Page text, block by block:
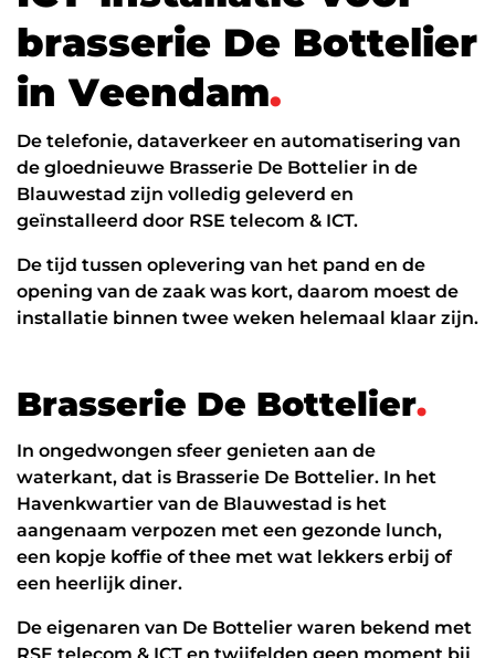
Datanetwerk & internet
Glasvezel
Zakelijk internet
Interne datanetwerken
Cybersecurity
Managed Firewall
Online beveiliging
Mobiele beveiliging
ICT diensten
24/7 support
Werken in de cloud
brasserie De Bottelier
in Veendam.
De telefonie, dataverkeer en automatisering van
de gloednieuwe Brasserie De Bottelier in de
Blauwestad zijn volledig geleverd en
geïnstalleerd door RSE telecom & ICT.
De tijd tussen oplevering van het pand en de
opening van de zaak was kort, daarom moest de
installatie binnen twee weken helemaal klaar zijn.
Brasserie De Bottelier.
In ongedwongen sfeer genieten aan de
waterkant, dat is Brasserie De Bottelier. In het
Havenkwartier van de Blauwestad is het
aangenaam verpozen met een gezonde lunch,
een kopje koffie of thee met wat lekkers erbij of
een heerlijk diner.
De eigenaren van De Bottelier waren bekend met